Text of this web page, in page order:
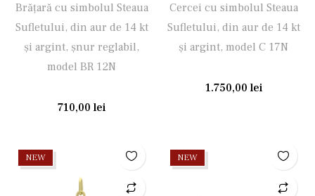
Brățară cu simbolul Steaua
Sufletului, din aur de 14 kt
și argint, șnur reglabil,
model BR 12N
710,00 lei
Cercei cu simbolul Steaua
Sufletului, din aur de 14 kt
și argint, model C 17N
1.750,00 lei
NEW NEW